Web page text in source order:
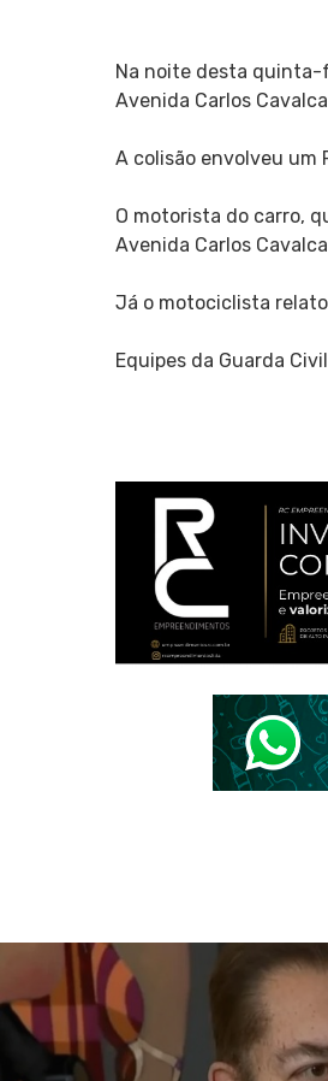
Na noite desta
Avenida Carlos
A colisão envolveu um
O motorista do carro,
Avenida Carlos
Já o motociclista
Equipes da Guarda